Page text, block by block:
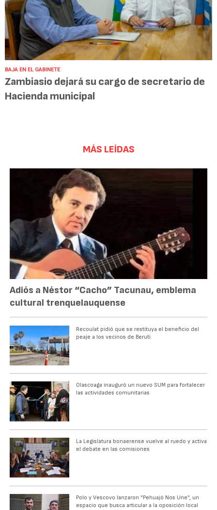
BAJA EN EL GABINETE
Zambiasio dejará su cargo de secretario de
Hacienda municipal
MÁS LEÍDAS
Adiós a Néstor “Cacho” Tacunau, emblema
cultural trenquelauquense
Recoulat pidió que se restituya el beneficio del
peaje a los vecinos de Beruti
Olascoaga inauguró un nuevo SUM para fortalecer
las actividades comunitarias
La Legislatura bonaerense vuelve al ruedo y activa
el debate en las comisiones
Polo y Vescovo lanzaron "Pehuajó Nos Une", un
espacio que busca articular a la oposición local